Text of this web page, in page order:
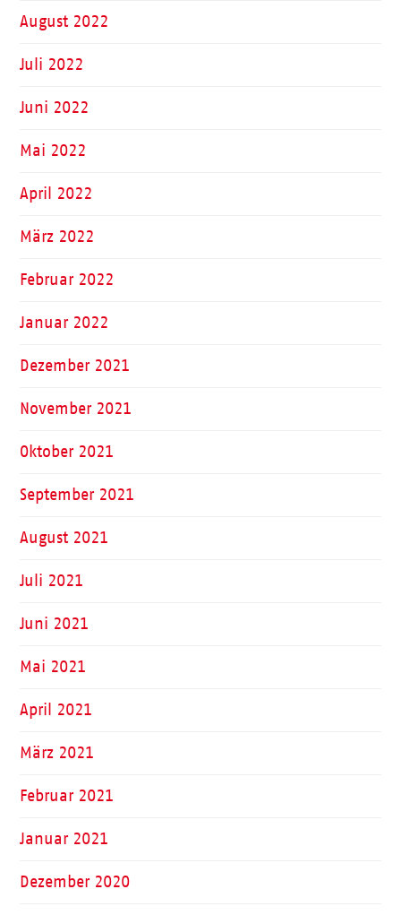
August 2022
Juli 2022
Juni 2022
Mai 2022
April 2022
März 2022
Februar 2022
Januar 2022
Dezember 2021
November 2021
Oktober 2021
September 2021
August 2021
Juli 2021
Juni 2021
Mai 2021
April 2021
März 2021
Februar 2021
Januar 2021
Dezember 2020